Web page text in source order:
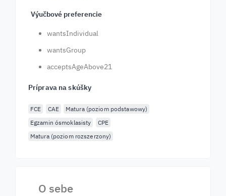
Výučbové preferencie
wantsIndividual
wantsGroup
acceptsAgeAbove21
Príprava na skúšky
FCE CAE
Matura (poziom podstawowy)
Egzamin ósmoklasisty
CPE
Matura (poziom rozszerzony)
O sebe